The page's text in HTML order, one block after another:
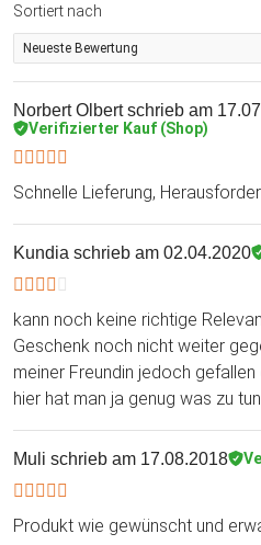
Sortiert nach
Norbert Olbertschrieb am
Verifizierter Kauf (Shop)
Schnelle Lieferung,
Kundia schrieb am 02.04.2020
kann noch keine richtige
Geschenk noch nicht weiter
meiner Freundin jedoch
hier hat man ja genug was zu tun
Muli schrieb am 17.08.2018
Produkt wie gewünscht und